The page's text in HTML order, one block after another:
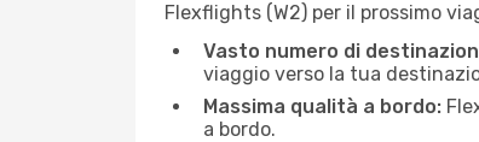
Flexflights (W2) per il prossimo
Vasto numero di
viaggio verso la tua
Massima qualità a bordo:
a bordo.